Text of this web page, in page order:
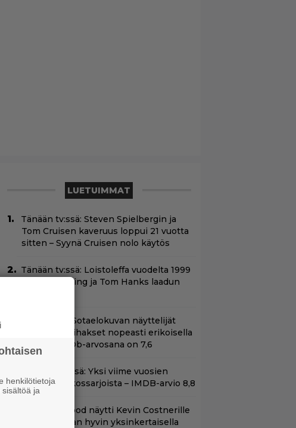
LUETUIMMAT
Tänään tv:ssä: Steven Spielbergin ja
Tom Cruisen kaveruus loppui 21 vuotta
sitten – Syynä Cruisen nolo käytös
Tänään tv:ssä: Loistoleffa vuodelta 1999
– Stephen King ja Tom Hanks laadun
Yöllä tv:ssä: Sotaelokuvan näyttelijät
kasvattivat lihakset nopeasti erikoisella
kikalla – IMDb-arvosana on 7,6
Nyt Netflixissä: Yksi viime vuosien
parhaista rikossarjoista – IMDB-arvio 8,8
Clint Eastwood näytti Kevin Costnerille
kaapin paikan hyvin yksinkertaisella
henkilötietoja
ja